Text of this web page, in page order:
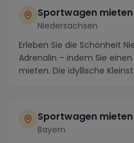
Sportwagen
Niedersachsen
Erleben Sie die Schönheit
Adrenalin – indem Sie
mieten. Die idyllische
Sportwagen
Bayern